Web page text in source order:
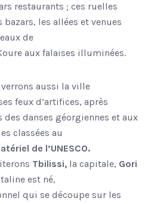
restaurants ; ces ruelles
les allées et venues
de
aux falaises illuminées.
verrons aussi la ville
feux d’artifices, après
danses géorgiennes et aux
classées au
de l’UNESCO.
Tbilissi, la capitale, Gori
est né,
qui se découpe sur les